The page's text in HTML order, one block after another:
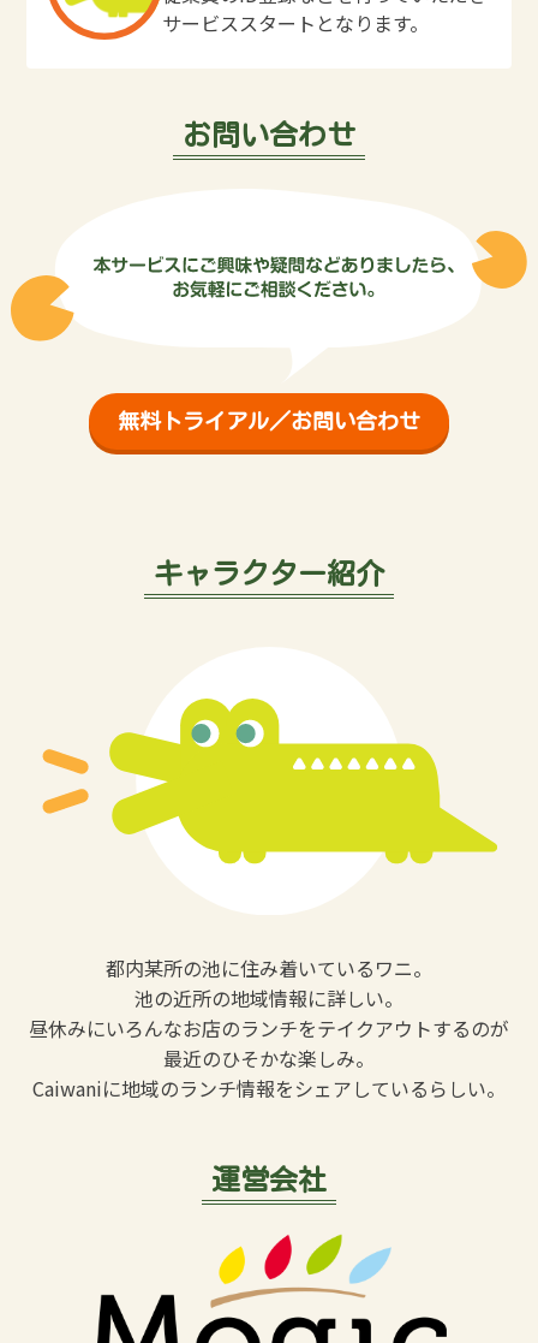
サービススタートとなります。
お問い合わせ
無料トライアル／お問い合わせ
キャラクター紹介
都内某所の池に住み着いているワニ。
池の近所の地域情報に詳しい。
昼休みにいろんなお店のランチをテイクアウトするのが
最近のひそかな楽しみ。
Caiwaniに地域のランチ情報をシェアしているらしい。
運営会社